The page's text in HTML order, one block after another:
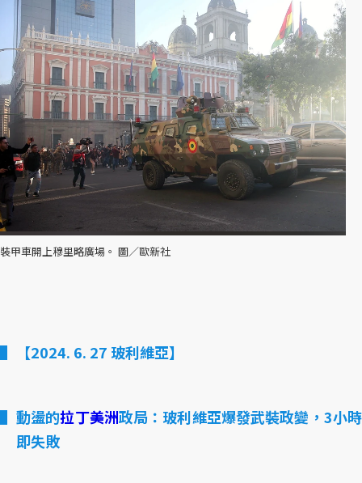
裝甲車開上穆里略廣場。 圖／歐新社
【2024. 6. 27 玻利維亞】
動盪的拉丁美洲政局：玻利維亞爆發武裝政變，3小時
即失敗